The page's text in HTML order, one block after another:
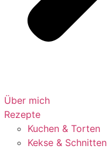
Über mich
Rezepte
Kuchen & Torten
Kekse & Schnitten